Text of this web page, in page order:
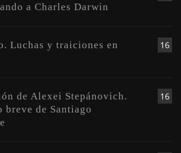
a Charles Darwin
16
Luchas y traiciones en
16
de Alexei Stepánovich.
breve de Santiago